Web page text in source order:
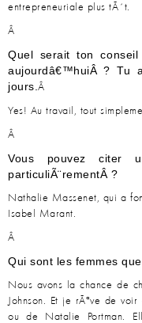
entrepreneuriale plus tÃ´t.
Â
Quel serait ton
aujourdâ€™huiÂ ? Tu
jours. Â
Yes! Au travail, tout
Â
Vous pouvez citer
particuliÃ¨rementÂ ?
Nathalie Massenet, qui a
Isabel Marant.
Â
Qui sont les femmes
Nous avons la chance de
Johnson. Et je rÃªve de
ou de Natalie Portman.